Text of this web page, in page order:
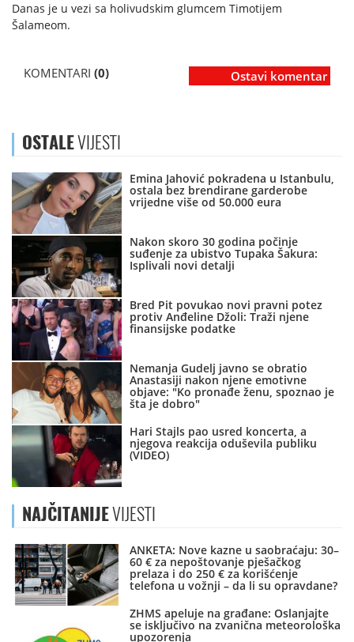
Danas je u vezi sa holivudskim glumcem Timotijem
Šalameom.
KOMENTARI (0) Ostavi komentar
OSTALEVIJESTI
Emina Jahović pokradena u Istanbulu,
ostala bez brendirane garderobe
vrijedne više od 50.000 eura
Nakon skoro 30 godina počinje
suđenje za ubistvo Tupaka Šakura:
Isplivali novi detalji
Bred Pit povukao novi pravni potez
protiv Anđeline Džoli: Traži njene
finansijske podatke
Nemanja Gudelj javno se obratio
Anastasiji nakon njene emotivne
objave: "Ko pronađe ženu, spoznao je
šta je dobro"
Hari Stajls pao usred koncerta, a
njegova reakcija oduševila publiku
(VIDEO)
NAJČITANIJEVIJESTI
ANKETA: Nove kazne u saobraćaju: 30–
60 € za nepoštovanje pješačkog
prelaza i do 250 € za korišćenje
telefona u vožnji – da li su opravdane?
ZHMS apeluje na građane: Oslanjajte
se isključivo na zvanična meteorološka
upozorenja